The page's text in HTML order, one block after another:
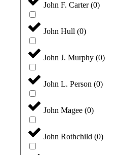
John F. Carter(0)
John Hull (0)
John J. Murphy (0)
John L. Person (0)
John Magee (0)
John Rothchild (0)